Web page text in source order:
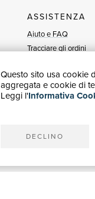
Questo sito usa cookie
aggregata e cookie di
Leggi l'Informativa
DECLINO
ASSISTENZA
Aiuto e FAQ
Tracciare gli ordini
Fatturazione
Carta del Docente /